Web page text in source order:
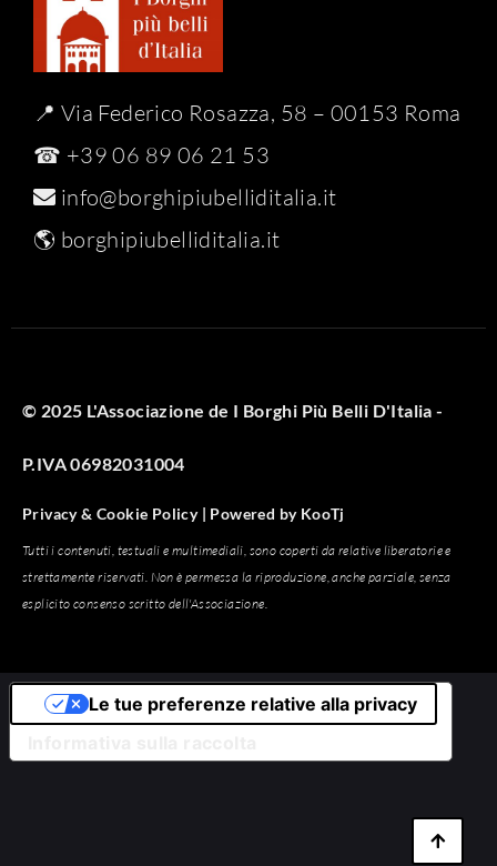
📍 Via Federico Rosazza, 58 – 00153 Roma
☎ +39 06 89 06 21 53
info@borghipiubelliditalia.it
🌎 borghipiubelliditalia.it
© 2025 L'Associazione de I Borghi Più Belli D'Italia -
P.IVA 06982031004
Privacy & Cookie Policy | Powered byKooTj
Tutti i contenuti, testuali e multimediali, sono coperti da relative liberatorie e
strettamente riservati. Non è permessa la riproduzione, anche parziale, senza
esplicito consenso scritto dell'Associazione.
Le tue preferenze relative alla privacy